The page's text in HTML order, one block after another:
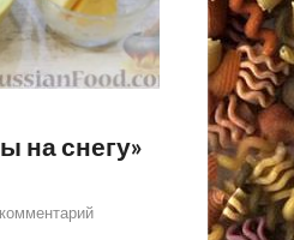
на снегу»